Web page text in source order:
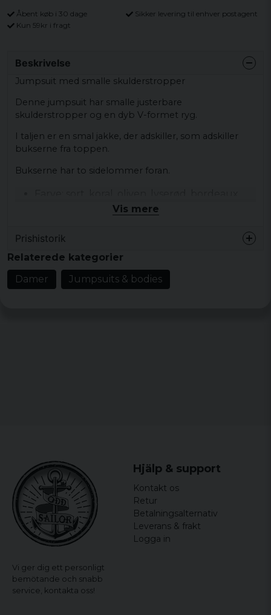
Åbent køb i 30 dage
Sikker levering til enhver postagent
Kun 59kr i fragt
Beskrivelse
Jumpsuit med smalle skulderstropper
Denne jumpsuit har smalle justerbare
skulderstropper og en dyb V-formet ryg.
I taljen er en smal jakke, der adskiller, som adskiller
bukserne fra toppen.
Bukserne har to sidelommer foran.
Materiale: 95% bomuld, 5% elastan
Køn: lady
Vis mere
Prishistorik
Relaterede kategorier
Damer
Jumpsuits & bodies
Vi ger dig ett personligt
bemötande och snabb
service, kontakta oss!
Hjälp & support
Kontakt os
Retur
Betalningsalternativ
Leverans & frakt
Logga in